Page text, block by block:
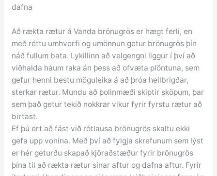
dafna
Að rækta rætur á Vanda brönugrös er hægt ferli, en
með réttu umhverfi og umönnun getur brönugrös þín
náð fullum bata. Lykillinn að velgengni liggur í því að
viðhalda háum raka án þess að ofvæta plöntuna, sem
gefur henni bestu möguleika á að þróa heilbrigðar,
sterkar rætur. Mundu að þolinmæði skiptir sköpum, þar
sem það getur tekið nokkrar vikur fyrir fyrstu rætur að
birtast.
Ef þú ert að fást við rótlausa brönugrös skaltu ekki
gefa upp vonina. Með því að fylgja skrefunum sem lýst
er hér geturðu skapað kjöraðstæður fyrir brönugrös
þína til að rækta rætur sínar aftur og dafna aftur. Fyrir